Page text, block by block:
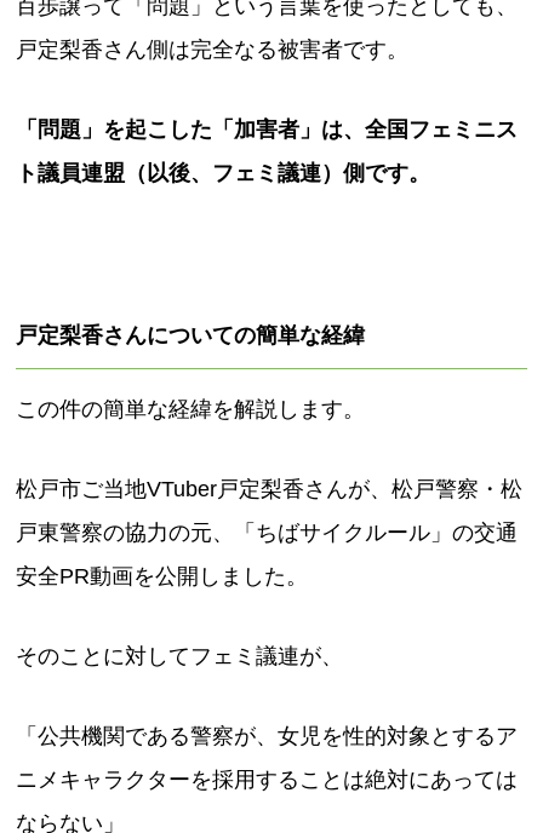
百歩譲って「問題」という言葉を使ったとしても、
戸定梨香さん側は完全なる被害者です。
「問題」を起こした「加害者」は、全国フェミニス
ト議員連盟（以後、フェミ議連）側です。
戸定梨香さんについての簡単な経緯
この件の簡単な経緯を解説します。
松戸市ご当地VTuber戸定梨香さんが、松戸警察・松
戸東警察の協力の元、「ちばサイクルール」の交通
安全PR動画を公開しました。
そのことに対してフェミ議連が、
「公共機関である警察が、女児を性的対象とするア
ニメキャラクターを採用することは絶対にあっては
ならない」